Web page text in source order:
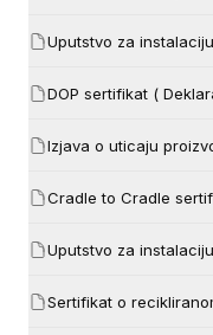
Uputstvo za instalaciju
DOP sertifikat (
Izjava o uticaju
Cradle to Cradle
Uputstvo za instalaciju
Sertifikat o